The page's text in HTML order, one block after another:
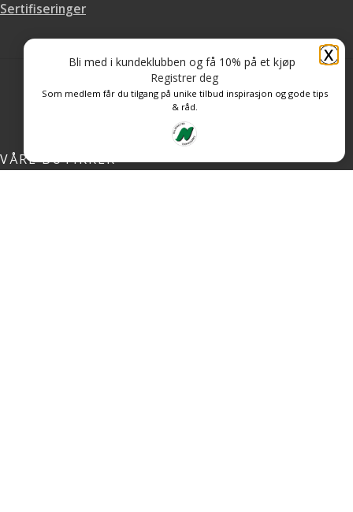
Sertifiseringer
VÅRE BUTIKKER
X
Bli med i kundeklubben og få 10% på et kjøp
Registrer deg
Som medlem får du tilgang på unike tilbud inspirasjon og gode tips
& råd.